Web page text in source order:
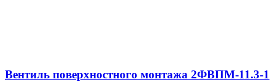
Вентиль поверхностного монтажа 2ФВПМ-11.3-1